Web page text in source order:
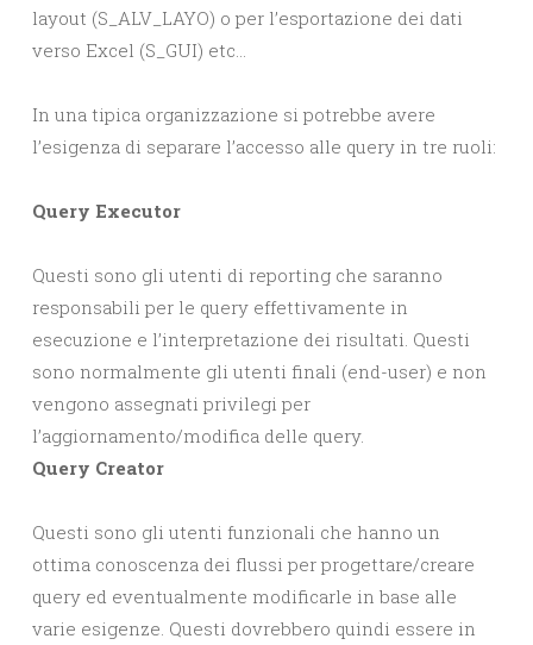
layout (S_ALV_LAYO) o per l’esportazione dei dati
verso Excel (S_GUI) etc…
In una tipica organizzazione si potrebbe avere
l’esigenza di separare l’accesso alle query in tre ruoli:
Query Executor
Questi sono gli utenti di reporting che saranno
responsabili per le query effettivamente in
esecuzione e l’interpretazione dei risultati. Questi
sono normalmente gli utenti finali (end-user) e non
vengono assegnati privilegi per
l’aggiornamento/modifica delle query.
Query Creator
Questi sono gli utenti funzionali che hanno un
ottima conoscenza dei flussi per progettare/creare
query ed eventualmente modificarle in base alle
varie esigenze. Questi dovrebbero quindi essere in